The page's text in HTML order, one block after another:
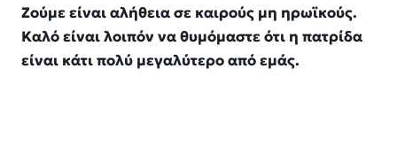
Ζούμε είναι αλήθεια σε καιρούς μη ηρωϊκούς.
Καλό είναι λοιπόν να θυμόμαστε ότι η πατρίδα
είναι κάτι πολύ μεγαλύτερο από εμάς.